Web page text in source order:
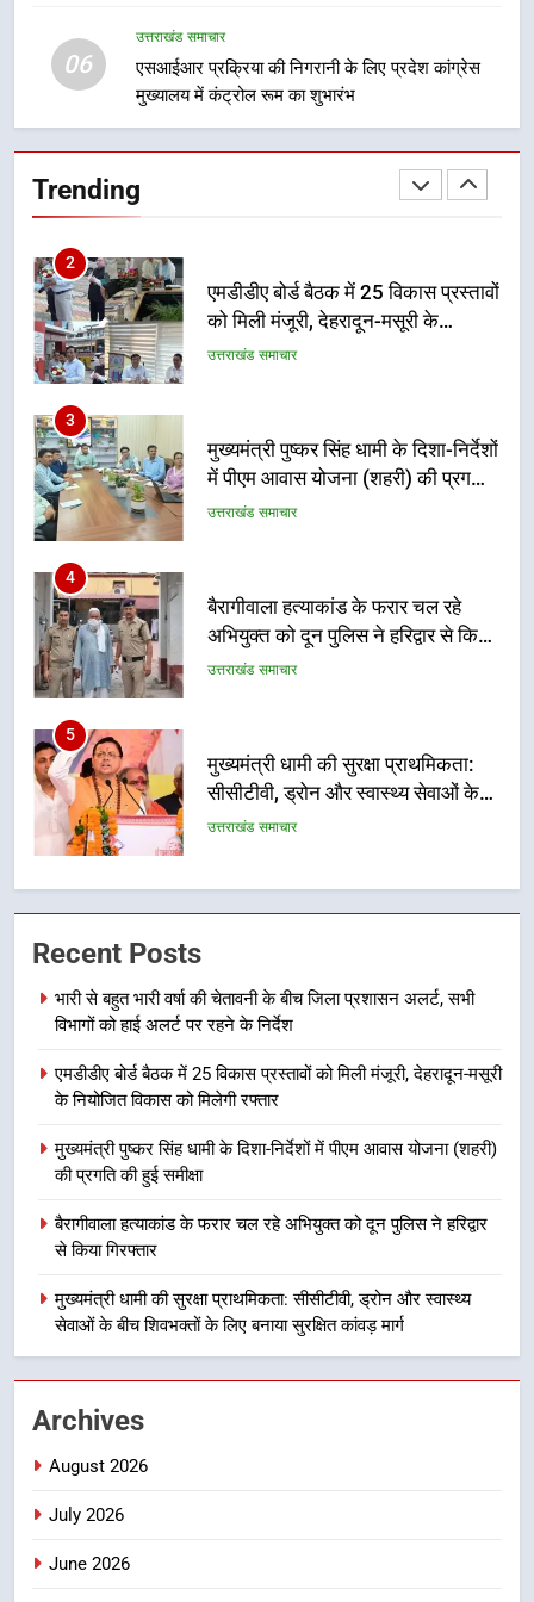
06
उत्तराखंड समाचार
एसआईआर प्रक्रिया की निगरानी के लिए प्रदेश कांग्रेस
मुख्यालय में कंट्रोल रूम का शुभारंभ
Trending
उत्तराखंड समाचार
एमडीडीए बोर्ड बैठक में 25 विकास प्रस्तावों
को मिली मंजूरी, देहरादून-मसूरी के
नियोजित विकास को मिलेगी रफ्तार
3
मुख्यमंत्री पुष्कर सिंह धामी के दिशा-निर्देशों
में पीएम आवास योजना (शहरी) की प्रगति
की हुई समीक्षा
4
बैरागीवाला हत्याकांड के फरार चल रहे
अभियुक्त को दून पुलिस ने हरिद्वार से किया
गिरफ्तार
5
मुख्यमंत्री धामी की सुरक्षा प्राथमिकता:
सीसीटीवी, ड्रोन और स्वास्थ्य सेवाओं के
बीच शिवभक्तों के लिए बनाया सुरक्षित
6
एसआईआर प्रक्रिया की निगरानी के लिए
प्रदेश कांग्रेस मुख्यालय में कंट्रोल रूम
का शुभारंभ
प्रगति समीक्षा
उत्तराखंड समाचार
8
महाराज की राजस्थान के मुख्यमंत्री से
गतिविधियों के विस्तार पर हुई चर्चा
उत्तराखंड समाचार
1
अलर्ट पर रहने के निर्देश
उत्तराखंड समाचार
2
Recent Posts
भारी से बहुत भारी वर्षा की चेतावनी के बीच जिला प्रशासन अलर्ट, सभी
विभागों को हाई अलर्ट पर रहने के निर्देश
एमडीडीए बोर्ड बैठक में 25 विकास प्रस्तावों को मिली मंजूरी, देहरादून-मसूरी
के नियोजित विकास को मिलेगी रफ्तार
मुख्यमंत्री पुष्कर सिंह धामी के दिशा-निर्देशों में पीएम आवास योजना (शहरी)
की प्रगति की हुई समीक्षा
बैरागीवाला हत्याकांड के फरार चल रहे अभियुक्त को दून पुलिस ने हरिद्वार
से किया गिरफ्तार
मुख्यमंत्री धामी की सुरक्षा प्राथमिकता: सीसीटीवी, ड्रोन और स्वास्थ्य
सेवाओं के बीच शिवभक्तों के लिए बनाया सुरक्षित कांवड़ मार्ग
Archives
August 2026
July 2026
June 2026